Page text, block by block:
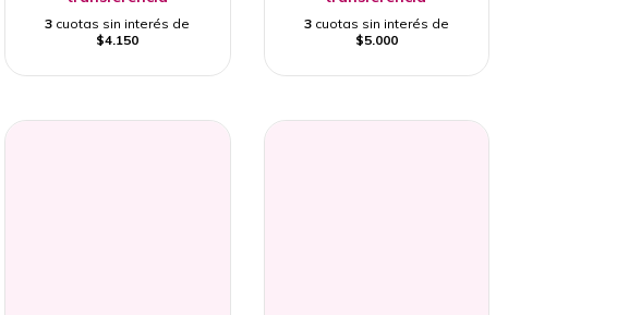
3 cuotas sin interés de
$4.150
3 cuotas sin interés de
$5.000